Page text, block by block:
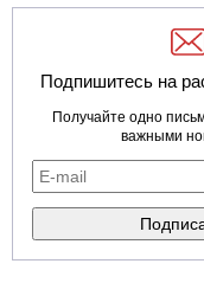
Подпишитесь на
Получайте одно
важными